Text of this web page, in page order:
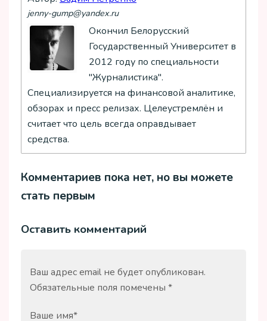
jenny-gump@yandex.ru
Окончил Белорусский
Государственный Университет в
2012 году по специальности
"Журналистика".
Специализируется на финансовой аналитике,
обзорах и пресс релизах. Целеустремлён и
считает что цель всегда оправдывает
средства.
Комментариев пока нет, но вы можете
стать первым
Оставить комментарий
Ваш адрес email не будет опубликован.
Обязательные поля помечены *
Ваше имя*